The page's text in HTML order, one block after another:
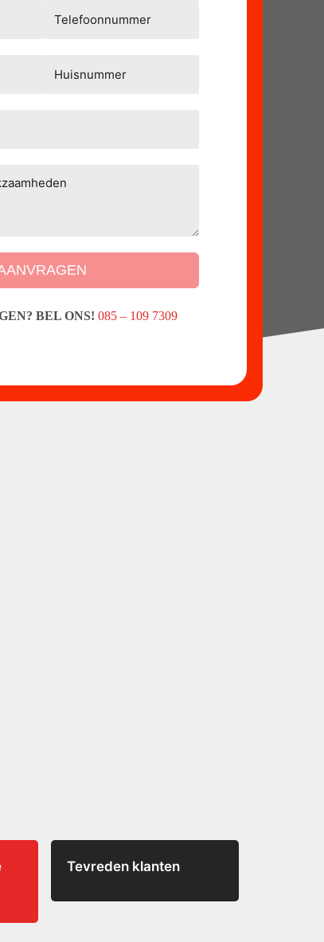
BEL ONS! 085 – 109 7309
Tevreden klanten